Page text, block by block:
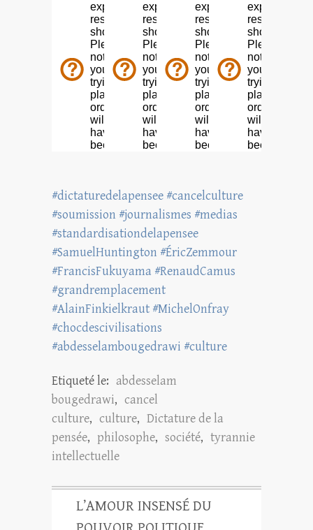
#dictaturedelapensee #cancelculture
#soumission #journalismes #medias
#standardisationdelapensee
#SamuelHuntington #ÉricZemmour
#FrancisFukuyama #RenaudCamus
#grandremplacement
#AlainFinkielkraut #MichelOnfray
#chocdescivilisations
#abdesselambougedrawi #culture
Etiqueté le: abdesselam
bougedrawi, cancel
culture, culture, Dictature de la
pensée, philosophe, société, tyrannie
intellectuelle
L’AMOUR INSENSÉ DU